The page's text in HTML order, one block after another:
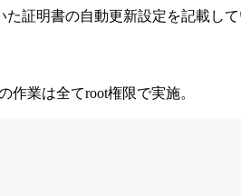
証明書の自動更新設定を記載して
作業は全てroot権限で実施。